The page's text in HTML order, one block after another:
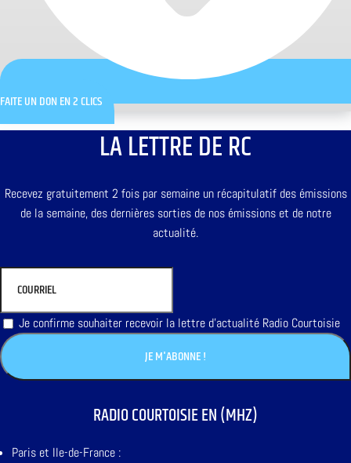
FAITE UN DON EN 2 CLICS
LA LETTRE DE RC
Recevez gratuitement 2 fois par semaine un récapitulatif des émissions
de la semaine, des dernières sorties de nos émissions et de notre
actualité.
Je confirme souhaiter recevoir la lettre d'actualité Radio Courtoisie
RADIO COURTOISIE EN (MHZ)
Paris et Ile-de-France :